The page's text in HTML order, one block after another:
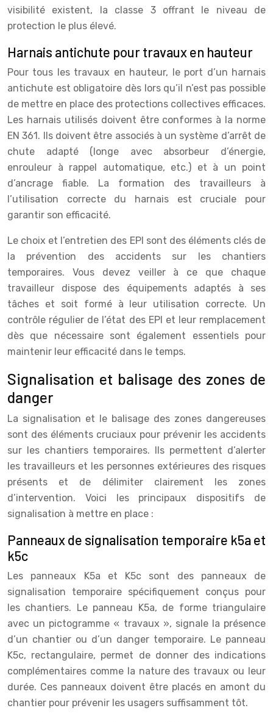
visibilité existent, la classe 3 offrant le niveau de
protection le plus élevé.
Harnais antichute pour travaux en hauteur
Pour tous les travaux en hauteur, le port d’un harnais
antichute est obligatoire dès lors qu’il n’est pas possible
de mettre en place des protections collectives efficaces.
Les harnais utilisés doivent être conformes à la norme
EN 361. Ils doivent être associés à un système d’arrêt de
chute adapté (longe avec absorbeur d’énergie,
enrouleur à rappel automatique, etc.) et à un point
d’ancrage fiable. La formation des travailleurs à
l’utilisation correcte du harnais est cruciale pour
garantir son efficacité.
Le choix et l’entretien des EPI sont des éléments clés de
la prévention des accidents sur les chantiers
temporaires. Vous devez veiller à ce que chaque
travailleur dispose des équipements adaptés à ses
tâches et soit formé à leur utilisation correcte. Un
contrôle régulier de l’état des EPI et leur remplacement
dès que nécessaire sont également essentiels pour
maintenir leur efficacité dans le temps.
Signalisation et balisage des zones de
danger
La signalisation et le balisage des zones dangereuses
sont des éléments cruciaux pour prévenir les accidents
sur les chantiers temporaires. Ils permettent d’alerter
les travailleurs et les personnes extérieures des risques
présents et de délimiter clairement les zones
d’intervention. Voici les principaux dispositifs de
signalisation à mettre en place :
Panneaux de signalisation temporaire k5a et
k5c
Les panneaux K5a et K5c sont des panneaux de
signalisation temporaire spécifiquement conçus pour
les chantiers. Le panneau K5a, de forme triangulaire
avec un pictogramme « travaux », signale la présence
d’un chantier ou d’un danger temporaire. Le panneau
K5c, rectangulaire, permet de donner des indications
complémentaires comme la nature des travaux ou leur
durée. Ces panneaux doivent être placés en amont du
chantier pour prévenir les usagers suffisamment tôt.